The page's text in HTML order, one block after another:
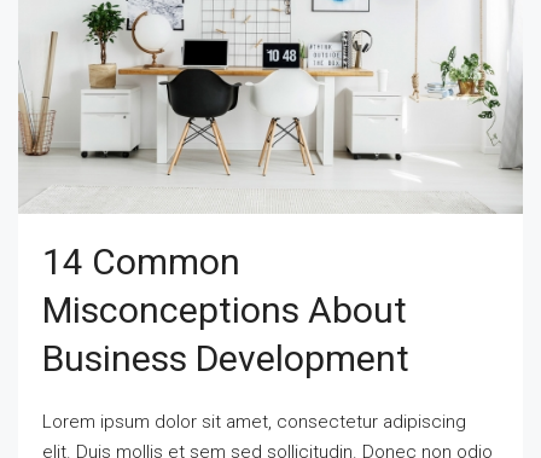
14 Common
Misconceptions About
Business Development
Lorem ipsum dolor sit amet, consectetur adipiscing
elit. Duis mollis et sem sed sollicitudin. Donec non odio